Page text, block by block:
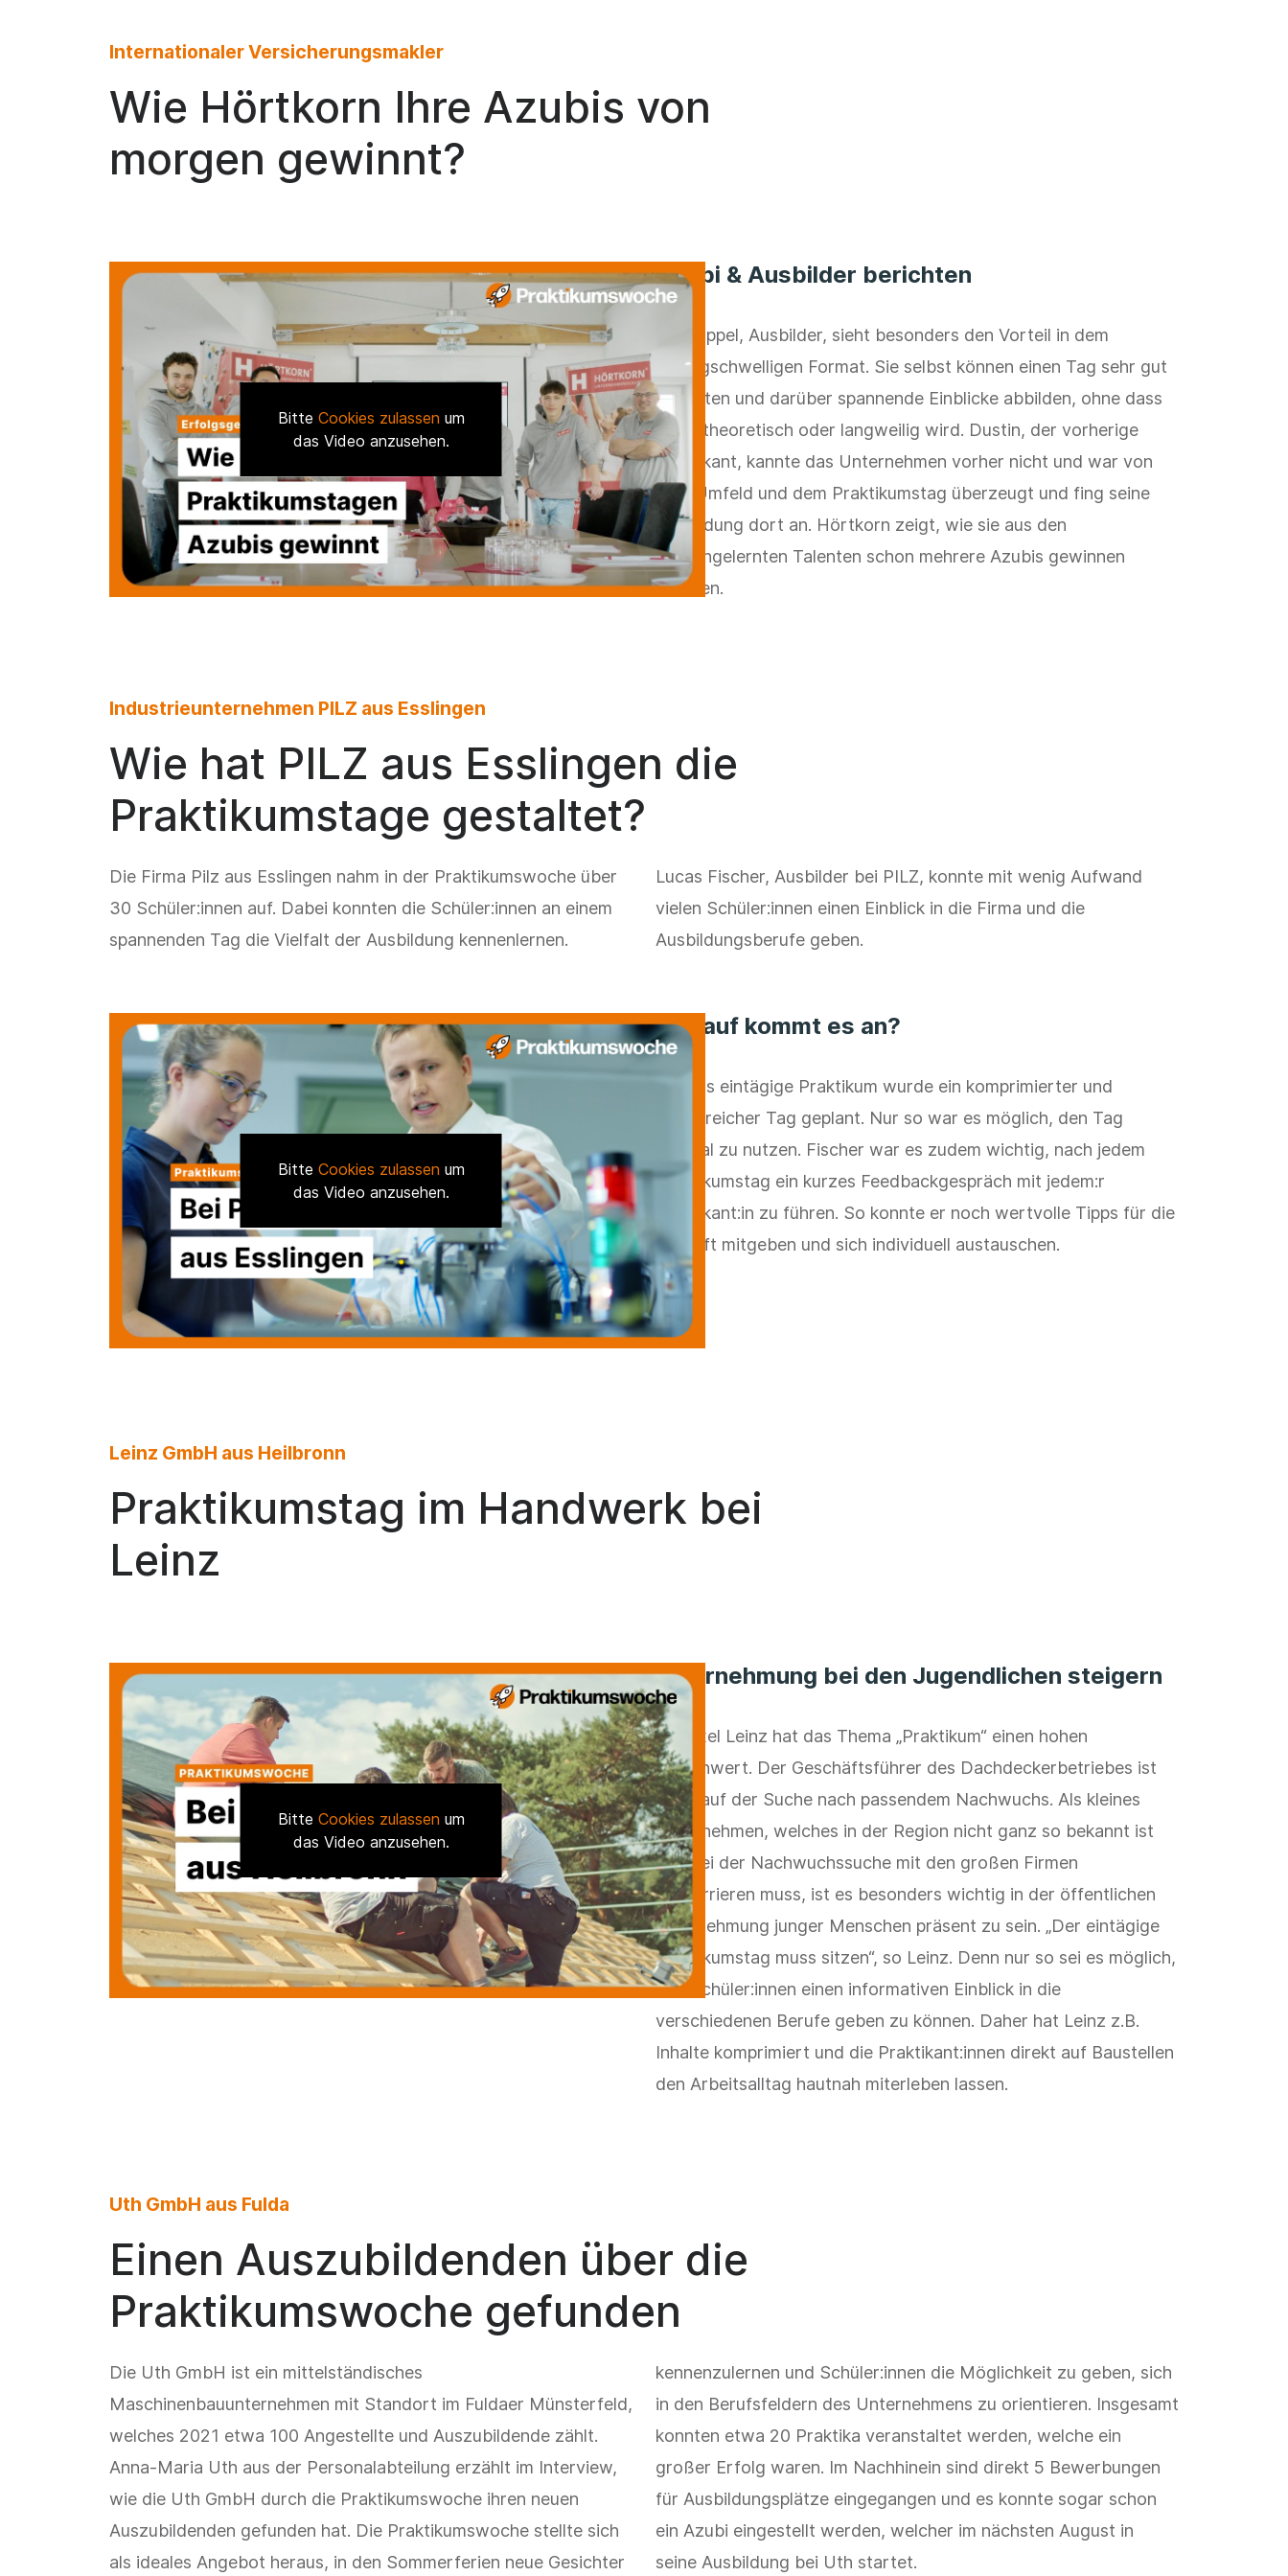
Internationaler Versicherungsmakler
Wie Hörtkorn Ihre Azubis von
morgen gewinnt?
Bitte Cookies zulassen um
das Video anzusehen.
Azubi & Ausbilder berichten
Kai Köppel, Ausbilder, sieht besonders den Vorteil in dem
niedrigschwelligen Format. Sie selbst können einen Tag sehr gut
gestalten und darüber spannende Einblicke abbilden, ohne dass
es zu theoretisch oder langweilig wird. Dustin, der vorherige
Praktikant, kannte das Unternehmen vorher nicht und war von
dem Umfeld und dem Praktikumstag überzeugt und fing seine
Ausbildung dort an. Hörtkorn zeigt, wie sie aus den
kennengelernten Talenten schon mehrere Azubis gewinnen
konnten.
Industrieunternehmen PILZ aus Esslingen
Wie hat PILZ aus Esslingen die
Praktikumstage gestaltet?
Die Firma Pilz aus Esslingen nahm in der Praktikumswoche über
30 Schüler:innen auf. Dabei konnten die Schüler:innen an einem
spannenden Tag die Vielfalt der Ausbildung kennenlernen.
Lucas Fischer, Ausbilder bei PILZ, konnte mit wenig Aufwand
vielen Schüler:innen einen Einblick in die Firma und die
Ausbildungsberufe geben.
Bitte Cookies zulassen um
das Video anzusehen.
Worauf kommt es an?
Für das eintägige Praktikum wurde ein komprimierter und
actionreicher Tag geplant. Nur so war es möglich, den Tag
optimal zu nutzen. Fischer war es zudem wichtig, nach jedem
Praktikumstag ein kurzes Feedbackgespräch mit jedem:r
Praktikant:in zu führen. So konnte er noch wertvolle Tipps für die
Zukunft mitgeben und sich individuell austauschen.
Leinz GmbH aus Heilbronn
Praktikumstag im Handwerk bei
Leinz
Bitte Cookies zulassen um
das Video anzusehen.
Wahrnehmung bei den Jugendlichen steigern
Für Axel Leinz hat das Thema „Praktikum“ einen hohen
Stellenwert. Der Geschäftsführer des Dachdeckerbetriebes ist
stets auf der Suche nach passendem Nachwuchs. Als kleines
Unternehmen, welches in der Region nicht ganz so bekannt ist
und bei der Nachwuchssuche mit den großen Firmen
konkurrieren muss, ist es besonders wichtig in der öffentlichen
Wahrnehmung junger Menschen präsent zu sein. „Der eintägige
Praktikumstag muss sitzen“, so Leinz. Denn nur so sei es möglich,
den Schüler:innen einen informativen Einblick in die
verschiedenen Berufe geben zu können. Daher hat Leinz z.B.
Inhalte komprimiert und die Praktikant:innen direkt auf Baustellen
den Arbeitsalltag hautnah miterleben lassen.
Uth GmbH aus Fulda
Einen Auszubildenden über die
Praktikumswoche gefunden
Die Uth GmbH ist ein mittelständisches
Maschinenbauunternehmen mit Standort im Fuldaer Münsterfeld,
welches 2021 etwa 100 Angestellte und Auszubildende zählt.
Anna-Maria Uth aus der Personalabteilung erzählt im Interview,
wie die Uth GmbH durch die Praktikumswoche ihren neuen
Auszubildenden gefunden hat. Die Praktikumswoche stellte sich
als ideales Angebot heraus, in den Sommerferien neue Gesichter
kennenzulernen und Schüler:innen die Möglichkeit zu geben, sich
in den Berufsfeldern des Unternehmens zu orientieren. Insgesamt
konnten etwa 20 Praktika veranstaltet werden, welche ein
großer Erfolg waren. Im Nachhinein sind direkt 5 Bewerbungen
für Ausbildungsplätze eingegangen und es konnte sogar schon
ein Azubi eingestellt werden, welcher im nächsten August in
seine Ausbildung bei Uth startet.